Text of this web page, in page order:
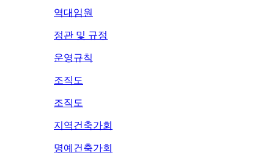
역대임원
정관 및 규정
운영규칙
조직도
조직도
지역건축가회
명예건축가회